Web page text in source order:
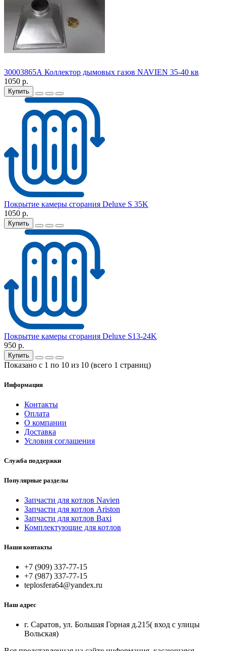
30003865А Коллектор дымовых газов NAVIEN 35-40 кв
1050 р.
Купить
Покрытие камеры сгорания Deluxe S 35K
1050 р.
Купить
Покрытие камеры сгорания Deluxe S13-24K
950 р.
Купить
Показано с 1 по 10 из 10 (всего 1 страниц)
Информация
Контакты
Оплата
О компании
Доставка
Условия соглашения
Служба поддержки
Популярные разделы
Запчасти для котлов Navien
Запчасти для котлов Ariston
Запчасти для котлов Baxi
Комплектующие для котлов
Наши контакты
+7 (909) 337-77-15
+7 (987) 337-77-15
teplosfera64@yandex.ru
Наш адрес
г. Саратов, ул. Большая Горная д.215( вход с улицы
Вольская)